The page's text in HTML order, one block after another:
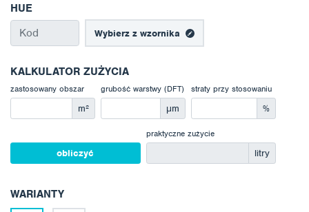
HUE
Wybierz z wzornika
KALKULATOR ZUŻYCIA
zastosowany obszar
m²
grubość warstwy (DFT)
μm
straty przy stosowaniu
%
obliczyć
praktyczne zużycie
litry
WARIANTY